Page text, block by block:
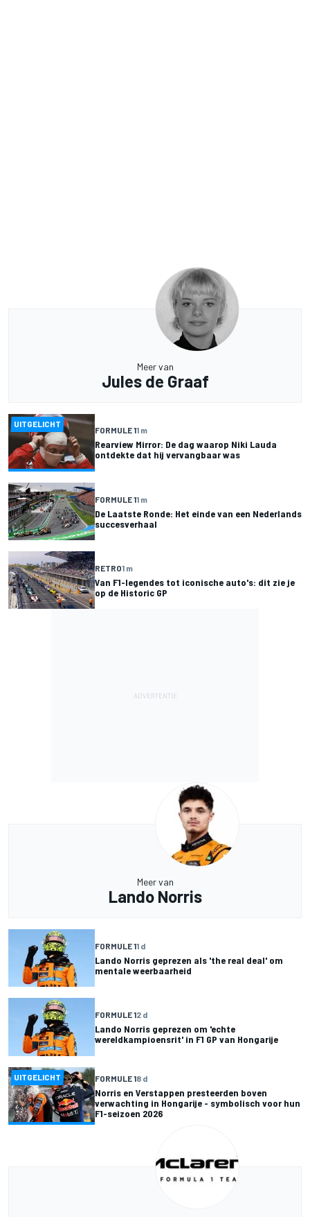
Meer van
Jules de Graaf
UITGELICHT
FORMULE 11 m
Rearview Mirror: De dag waarop Niki Lauda
ontdekte dat hij vervangbaar was
FORMULE 11 m
De Laatste Ronde: Het einde van een Nederlands
succesverhaal
RETRO1 m
Van F1-legendes tot iconische auto's: dit zie je
op de Historic GP
Meer van
Lando Norris
FORMULE 11 d
Lando Norris geprezen als 'the real deal' om
mentale weerbaarheid
FORMULE 12 d
Lando Norris geprezen om 'echte
wereldkampioensrit' in F1 GP van Hongarije
UITGELICHT FORMULE 18 d
Norris en Verstappen presteerden boven
verwachting in Hongarije - symbolisch voor hun
F1-seizoen 2026